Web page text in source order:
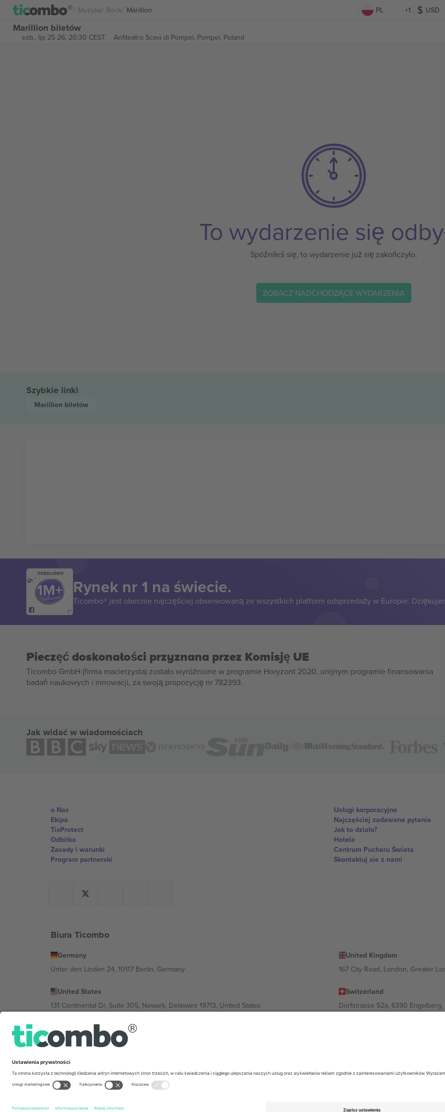
Muzyka Rock Marillion PL +1 USD
Marillion biletów
sob., lip 25 26, 20:30 CEST Anfiteatro Scavi di Pompei, Pompei, Poland
To wydarzenie się
Spóźniłeś się, to wydarzenie już się zakończyło.
ZOBACZ NADCHODZĄCE WYDARZENIA
Szybkie linki
Marillion biletów
DZIĘKUJEMY!
Rynek nr 1 na świecie.
Ticombo® jest obecnie najczęściej obserwowaną ze wszystkich platform odsprzedaży w Europie.
Pieczęć doskonałości przyznana przez Komisję UE
Ticombo GmbH (firma macierzysta) zostało wyróżnione w programie Horyzont 2020, unijnym programie finansowania
badań naukowych i innowacji, za swoją propozycję nr 782393.
Jak widać w wiadomościach
o Nas
Ekipa
TixProtect
Odbitka
Zasady i warunki
Program partnerski
Usługi korporacyjne
Najczęściej zadawane pytania
Jak to działa?
Hotele
Centrum Pucharu Świata
Skontaktuj sie z nami
Biura Ticombo
Germany
Unter den Linden 24, 10117 Berlin, Germany
United Kingdom
167 City Road, London, Greater
United States
131 Continental Dr, Suite 305, Newark, Delaware 19713, United States
Switzerland
Dorfstrasse 52a, 6390
Bulgaria
Regus Sofia City West, bul Totleben 53-55, 1606 Sofia, Bulgaria
Mexico
Av Chapultepec 360, Roma Norte, Cuauhtémoc, 06700 Ciudad de México, CDMX, Mexico
wydarzenia, stopkę i regulamin.,
© 2026 Ticombo. Wszelkie prawa zastrzeżone.